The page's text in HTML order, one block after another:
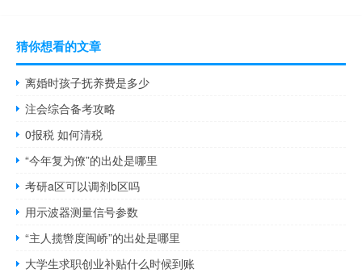
猜你想看的文章
离婚时孩子抚养费是多少
注会综合备考攻略
0报税 如何清税
“今年复为僚”的出处是哪里
考研a区可以调剂b区吗
用示波器测量信号参数
“主人揽辔度闽峤”的出处是哪里
大学生求职创业补贴什么时候到账